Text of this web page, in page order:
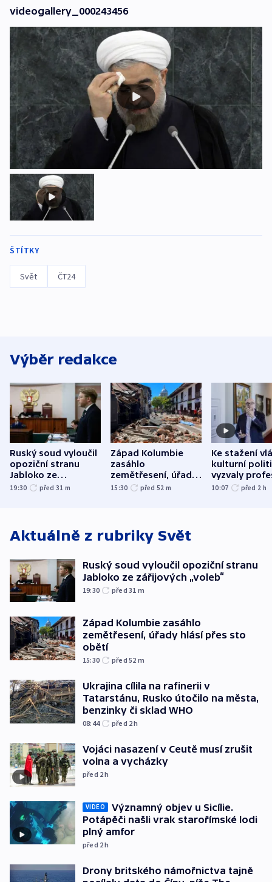
videogallery_000243456
ŠTÍTKY
Svět ČT24
Výběr redakce
Ruský soud vyloučil
opoziční stranu
Jabloko ze
zářijových „voleb“
19:30 před 31 m
Západ Kolumbie
zasáhlo
zemětřesení, úřady
hlásí přes sto obětí
15:30 před 52 m
Ke stažení
kulturní
vyzvaly
organizace,
10:07 před 2 h
Aktuálně z rubriky Svět
Ruský soud vyloučil opoziční stranu
Jabloko ze zářijových „voleb“
19:30 před 31 m
Západ Kolumbie zasáhlo
zemětřesení, úřady hlásí přes sto
obětí
15:30 před 52 m
Ukrajina cílila na rafinerii v
Tatarstánu, Rusko útočilo na města,
benzinky či sklad WHO
08:44 před 2h
Vojáci nasazení v Ceutě musí zrušit
volna a vycházky
před 2h
VIDEO
Významný objev u Sicílie.
Potápěči našli vrak starořímské lodi
plný amfor
před 2h
Drony britského námořnictva tajně